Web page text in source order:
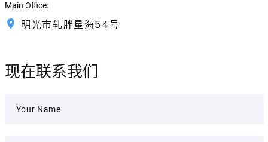
Main Office:
明光市轧胖星海54号
现在联系我们
Your Name